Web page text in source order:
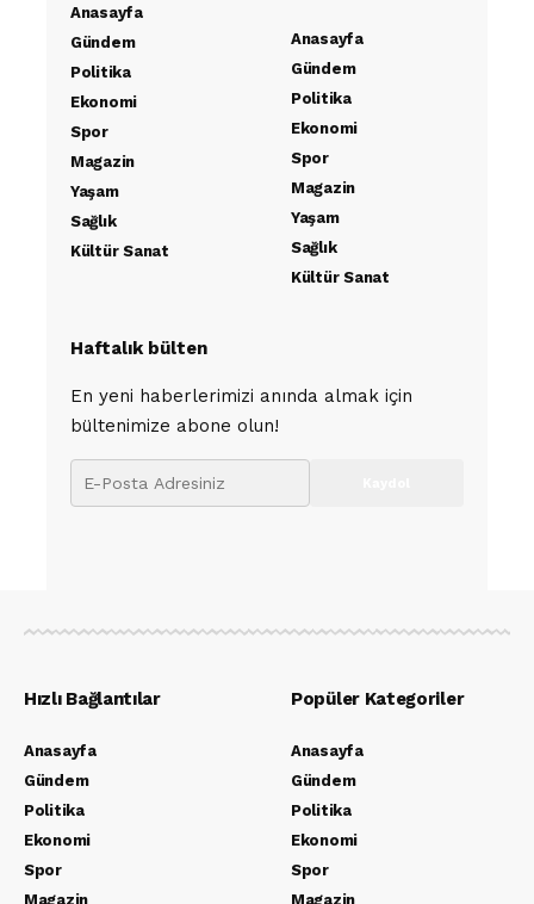
Anasayfa
Gündem
Politika
Ekonomi
Spor
Magazin
Yaşam
Sağlık
Kültür Sanat
Anasayfa
Gündem
Politika
Ekonomi
Spor
Magazin
Yaşam
Sağlık
Kültür Sanat
Haftalık bülten
En yeni haberlerimizi anında almak için
bültenimize abone olun!
Hızlı Bağlantılar
Anasayfa
Gündem
Politika
Ekonomi
Spor
Magazin
Popüler Kategoriler
Anasayfa
Gündem
Politika
Ekonomi
Spor
Magazin